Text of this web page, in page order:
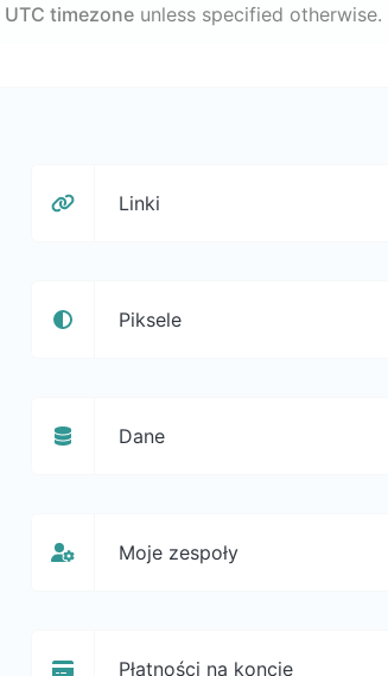
UTC timezoneunless specified otherwise.
Linki
Piksele
Dane
Moje zespoły
Płatności na koncie